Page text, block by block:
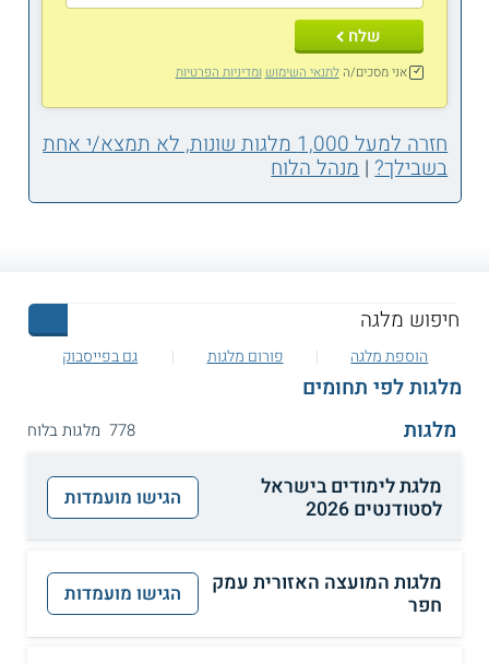
שלח
אני מסכים/הלתנאי השימוש ומדיניות הפרטיות
חזרה למעל 1,000 מלגות שונות, לא תמצא/י אחת
בשבילך?|מנהל הלוח
הוספת מלגה פורום מלגות גם בפייסבוק
מלגות לפי תחומים
מלגות
778 מלגות בלוח
מלגת לימודים בישראל
לסטודנטים 2026
הגישו מועמדות
מלגות המועצה האזורית עמק
חפר
הגישו מועמדות